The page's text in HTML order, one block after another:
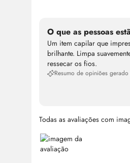
O que as pessoas
Um item capilar que
brilhante. Limpa
ressecar os fios.
Resumo de opiniões
Todas as avaliações com